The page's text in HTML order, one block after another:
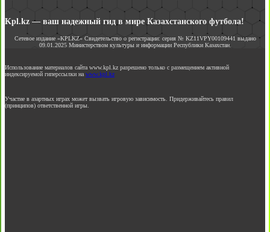
Kpl.kz — ваш надежный гид в мире Казахстанского футбола!
Сетевое издание «KPLKZ» Свидетельство о регистрации: серия № KZ11VPY00109441 выдано
09.01.2025 Министерством культуры и информации Республики Казахстан.
Использование материалов сайта www.kpl.kz разрешено только с размещением активной
индексируемой гиперссылки на www.kpl.kz
Участие в азартных играх может вызвать игровую зависимость. Придерживайтесь правил
(принципов) ответственной игры.